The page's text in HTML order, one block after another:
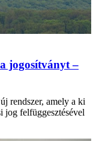
jogosítványt –
rendszer, amely a ki
jog felfüggesztésével